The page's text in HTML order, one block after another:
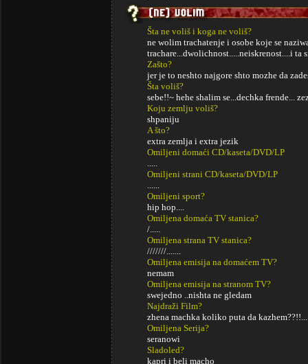
Šta ne voliš i koga ne voliš?
ne wolim trachatenje i osobe koje se
trachare...dwolichnost.....neiskrenost....i ta
Zašto?
jer je to neshto najgore shto mozhe da
Šta voliš?
sebe!!~ hehe shalim se...dechka frende...
Koju zemlju voliš?
shpaniju
A što?
extra zemlja i extra jezik
Omiljeni domaći CD/kaseta/DVD/LP
.....
Omiljeni strani CD/kaseta/DVD/LP
......
Omiljeni sport?
hip hop....
Omiljena domaća TV stanica?
/.....
Omiljena strana TV stanica?
///////.......
Omiljena emisija na domaćem TV?
nemam
Omiljena emisija na stranom TV?
swejedno ..nishta ne gledam
Najdraži Film?
zhena machka koliko puta da
Omiljena Serija?
seranowi
Sladoled?
kapri i beli macho